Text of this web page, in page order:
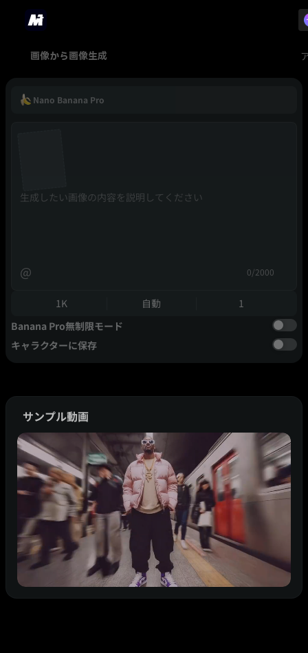
画像から画像生成
Nano Banana Pro
@ 0/2000
1K 自動
1
Banana Pro無制限モード
キャラクターに保存
サンプル動画